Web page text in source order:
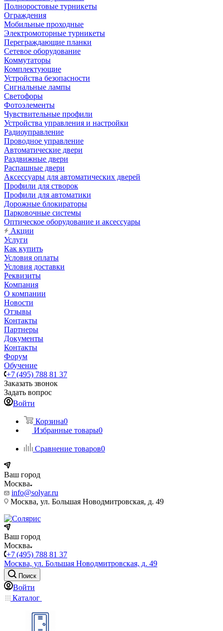
Полноростовые турникеты
Ограждения
Мобильные проходные
Электромоторные турникеты
Переграждающие планки
Сетевое оборудование
Коммутаторы
Комплектующие
Устройства безопасности
Сигнальные лампы
Светофоры
Фотоэлементы
Чувствительные профили
Устройства управления и настройки
Радиоуправление
Проводное управление
Автоматические двери
Раздвижные двери
Распашные двери
Аксессуары для автоматических дверей
Профили для створок
Профили для автоматики
Дорожные блокираторы
Парковочные системы
Оптическое оборудование и аксессуары
Акции
Услуги
Как купить
Условия оплаты
Условия доставки
Реквизиты
Компания
О компании
Новости
Отзывы
Контакты
Партнеры
Документы
Контакты
Форум
Обучение
+7 (495) 788 81 37
Заказать звонок
Задать вопрос
Войти
Корзина0
Избранные товары0
Сравнение товаров0
Ваш город
Москва
info@solyar.ru
Москва, ул. Большая Новодмитровская, д. 49
Ваш город
Москва
+7 (495) 788 81 37
Москва, ул. Большая Новодмитровская, д. 49
Поиск
Войти
Каталог